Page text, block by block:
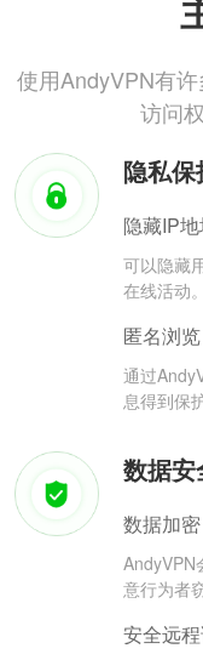
使用AndyVPN有许
访问
隐私保
隐藏IP
可以隐藏
在线活动。
匿名浏览
通过
息得到保护
数据安
数据加密
AndyVPN
意行为者
安全远